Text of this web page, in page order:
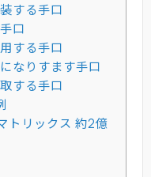
する手口
口
する手口
なりすます手口
する手口
トリックス 約2億